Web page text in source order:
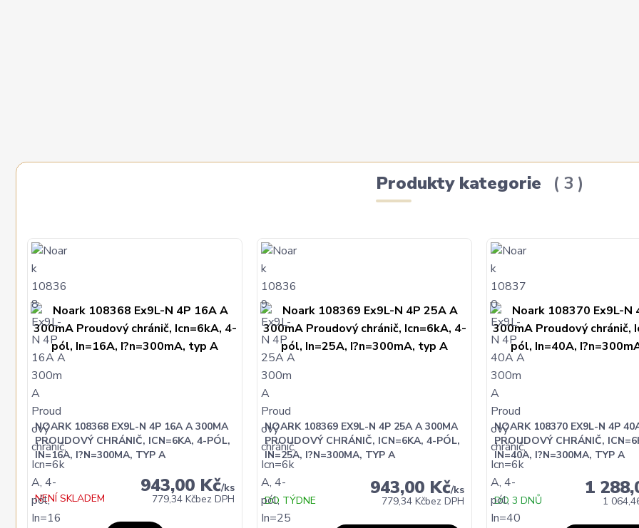
Produkty kategorie 3
NOARK 108368 EX9L-N 4P 16A A 300MA
PROUDOVÝ CHRÁNIČ, ICN=6KA, 4-PÓL,
IN=16A, I?N=300MA, TYP A
943,00 Kč/ks
779,34 Kčbez DPH
NENÍ SKLADEM
NOARK 108369 EX9L-N 4P 25A A 300MA
PROUDOVÝ CHRÁNIČ, ICN=6KA, 4-PÓL,
IN=25A, I?N=300MA, TYP A
943,00 Kč/ks
779,34 Kčbez DPH
DO TÝDNE
NOARK 108370 EX9L-N 4P
PROUDOVÝ CHRÁNIČ,
IN=40A, I?N=300MA, TYP A
1
1
DO 3 DNŮ